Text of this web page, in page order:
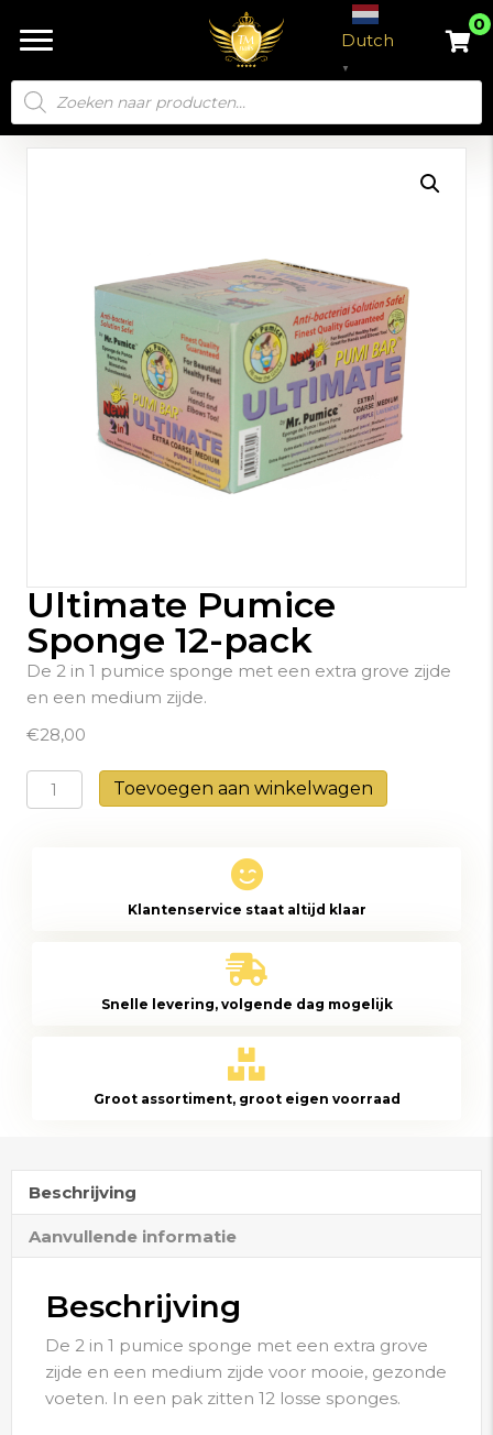
Dutch
▼
0
Producten
zoeken
Ultimate Pumice
Sponge 12-pack
De 2 in 1 pumice sponge met een extra grove zijde
en een medium zijde.
€28,00
Ultimate
Pumice
Toevoegen aan winkelwagen
Klantenservice staat altijd klaar
Snelle levering, volgende dag mogelijk
Groot assortiment, groot eigen voorraad
Beschrijving
Aanvullende informatie
Beschrijving
De 2 in 1 pumice sponge met een extra grove
zijde en een medium zijde voor mooie, gezonde
voeten. In een pak zitten 12 losse sponges.